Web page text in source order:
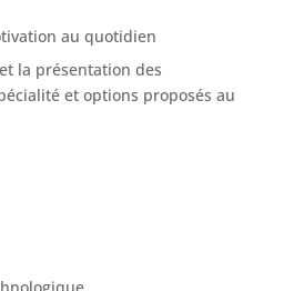
au quotidien
la présentation des
et options proposés au